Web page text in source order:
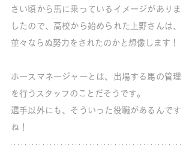
さい頃から馬に乗っているイメージがありま
したので、高校から始められた上野さんは、
並々ならぬ努力をされたのかと想像します！
ホースマネージャーとは、出場する馬の管理
を行うスタッフのことだそうです。
選手以外にも、そういった役職があるんです
ね！